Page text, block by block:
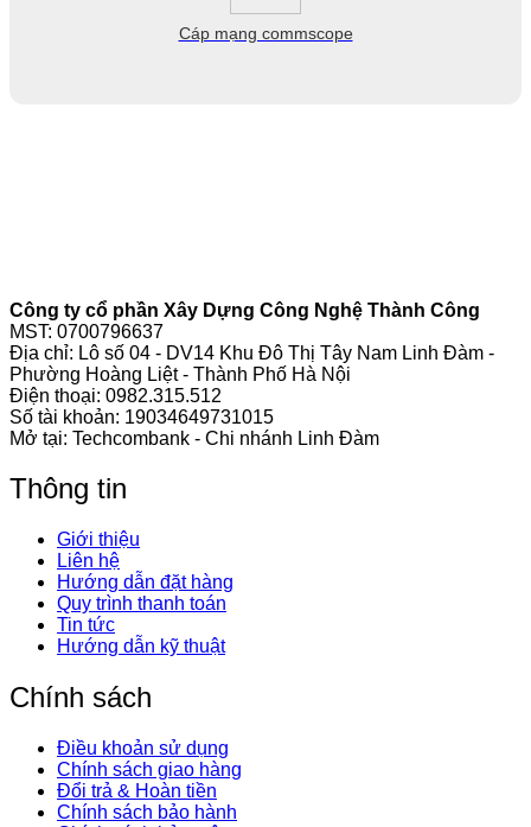
Cáp mạng commscope
Công ty cổ phần Xây Dựng Công Nghệ Thành Công
MST: 0700796637
Địa chỉ: Lô số 04 - DV14 Khu Đô Thị Tây Nam Linh Đàm -
Phường Hoàng Liệt - Thành Phố Hà Nội
Điện thoại: 0982.315.512
Số tài khoản: 19034649731015
Mở tại: Techcombank - Chi nhánh Linh Đàm
Thông tin
Giới thiệu
Liên hệ
Hướng dẫn đặt hàng
Quy trình thanh toán
Tin tức
Hướng dẫn kỹ thuật
Chính sách
Điều khoản sử dụng
Chính sách giao hàng
Đổi trả & Hoàn tiền
Chính sách bảo hành